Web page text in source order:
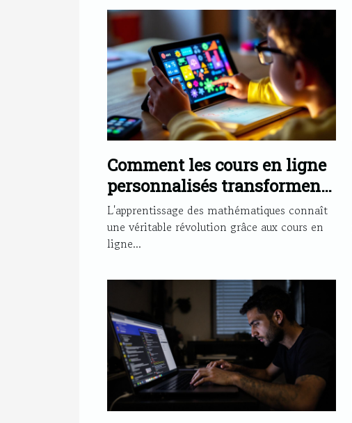
Comment les cours en ligne
personnalisés transforment
l'apprentissage des maths ?
L'apprentissage des mathématiques connaît
une véritable révolution grâce aux cours en
ligne...